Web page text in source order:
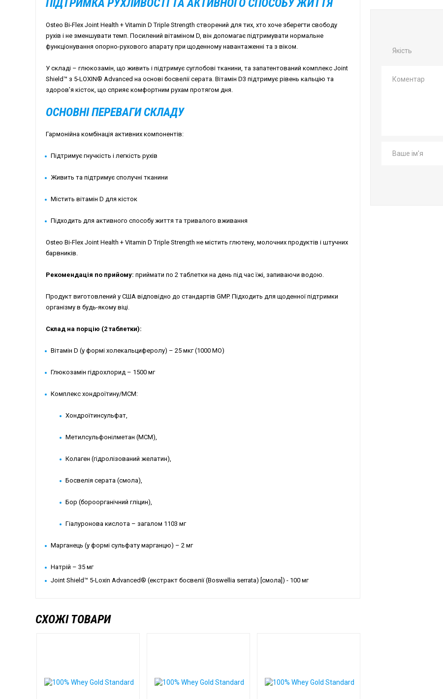
ПІДТРИМКА РУХЛИВОСТІ ТА АКТИВНОГО СПОСОБУ ЖИТТЯ
Osteo Bi-Flex Joint Health + Vitamin D Triple Strength створений для тих, хто хоче зберегти свободу
рухів і не зменшувати темп. Посилений вітаміном D, він допомагає підтримувати нормальне
функціонування опорно-рухового апарату при щоденному навантаженні та з віком.
У складі – глюкозамін, що живить і підтримує суглобові тканини, та запатентований комплекс Joint
Shield™ з 5-LOXIN® Advanced на основі босвелії серата. Вітамін D3 підтримує рівень кальцію та
здоров’я кісток, що сприяє комфортним рухам протягом дня.
ОСНОВНІ ПЕРЕВАГИ СКЛАДУ
Гармонійна комбінація активних компонентів:
Підтримує гнучкість і легкість рухів
Живить та підтримує сполучні тканини
Містить вітамін D для кісток
Підходить для активного способу життя та тривалого вживання
Osteo Bi-Flex Joint Health + Vitamin D Triple Strength не містить глютену, молочних продуктів і штучних
барвників.
Рекомендація по прийому: приймати по 2 таблетки на день під час їжі, запиваючи водою.
Продукт виготовлений у США відповідно до стандартів GMP. Підходить для щоденної підтримки
організму в будь-якому віці.
Склад на порцію (2 таблетки):
Вітамін D (у формі холекальциферолу) – 25 мкг (1000 МО)
Глюкозамін гідрохлорид – 1500 мг
Комплекс хондроїтину/МСМ:
Хондроїтинсульфат,
Метилсульфонілметан (МСМ),
Колаген (гідролізований желатин),
Босвелія серата (смола),
Бор (бороорганічний гліцин),
Гіалуронова кислота – загалом 1103 мг
Марганець (у формі сульфату марганцю) – 2 мг
Натрій – 35 мг
Joint Shield™ 5-Loxin Advanced® (екстракт босвелії (Boswellia serrata) [смола]) - 100 мг
СХОЖІ ТОВАРИ
Якість